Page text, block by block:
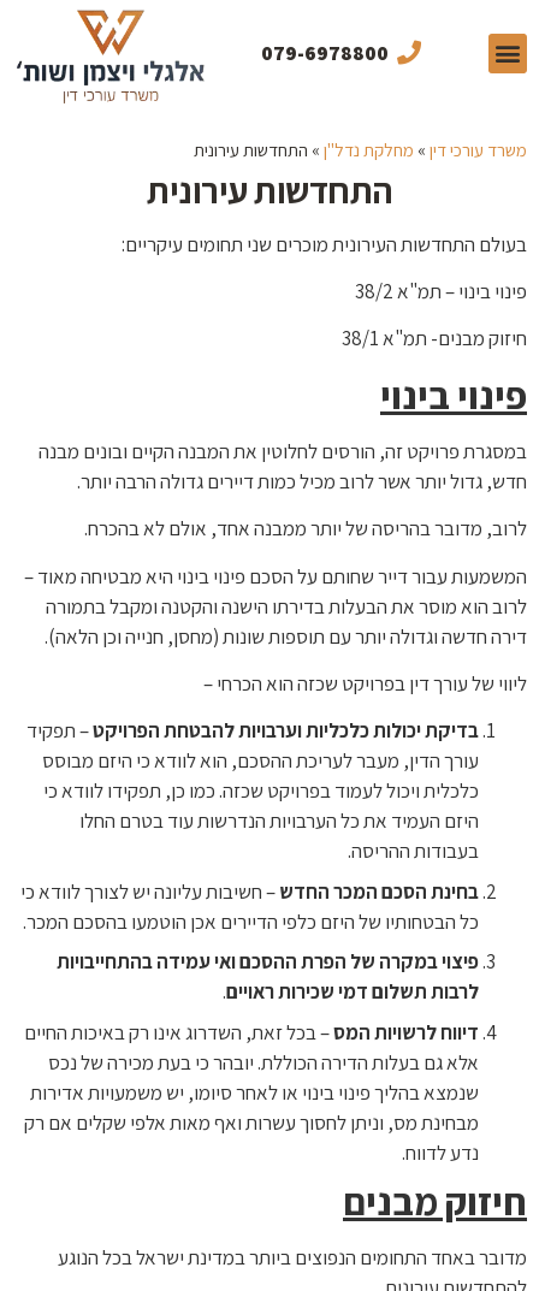
079-6978800
משרד עורכי דין » מחלקת נדל"ן » התחדשות עירונית
התחדשות עירונית
בעולם התחדשות העירונית מוכרים שני תחומים עיקריים:
פינוי בינוי – תמ"א 38/2
חיזוק מבנים- תמ"א 38/1
פינוי בינוי
במסגרת פרויקט זה, הורסים לחלוטין את המבנה הקיים ובונים מבנה
חדש, גדול יותר אשר לרוב מכיל כמות דיירים גדולה הרבה יותר.
לרוב, מדובר בהריסה של יותר ממבנה אחד, אולם לא בהכרח.
המשמעות עבור דייר שחותם על הסכם פינוי בינוי היא מבטיחה מאוד –
לרוב הוא מוסר את הבעלות בדירתו הישנה והקטנה ומקבל בתמורה
דירה חדשה וגדולה יותר עם תוספות שונות (מחסן, חנייה וכן הלאה).
ליווי של עורך דין בפרויקט שכזה הוא הכרחי –
בדיקת יכולות כלכליות וערבויות להבטחת הפרויקט– תפקיד
עורך הדין, מעבר לעריכת ההסכם, הוא לוודא כי היזם מבוסס
כלכלית ויכול לעמוד בפרויקט שכזה. כמו כן, תפקידו לוודא כי
היזם העמיד את כל הערבויות הנדרשות עוד בטרם החלו
בעבודות ההריסה.
בחינת הסכם המכר החדש– חשיבות עליונה יש לצורך לוודא כי
כל הבטחותיו של היזם כלפי הדיירים אכן הוטמעו בהסכם המכר.
פיצוי במקרה של הפרת ההסכם ואי עמידה בהתחייבויות
לרבות תשלום דמי שכירות ראויים.
דיווח לרשויות המס– בכל זאת, השדרוג אינו רק באיכות החיים
אלא גם בעלות הדירה הכוללת. יובהר כי בעת מכירה של נכס
שנמצא בהליך פינוי בינוי או לאחר סיומו, יש משמעויות אדירות
מבחינת מס, וניתן לחסוך עשרות ואף מאות אלפי שקלים אם רק
נדע לדווח.
חיזוק מבנים
מדובר באחד התחומים הנפוצים ביותר במדינת ישראל בכל הנוגע